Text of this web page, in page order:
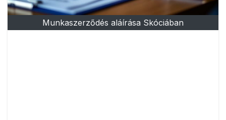
Munkaszerződés aláírása Skóciában